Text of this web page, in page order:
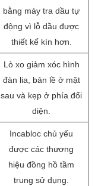
bằng máy tra dầu tự
động vì lỗ dầu được
thiết kế kín hơn.
Lò xo giảm xóc hình
đàn lia, bản lề ở mặt
sau và kẹp ở phía đối
diện.
Incabloc chủ yếu
được các thương
hiệu đồng hồ tầm
trung sử dụng.